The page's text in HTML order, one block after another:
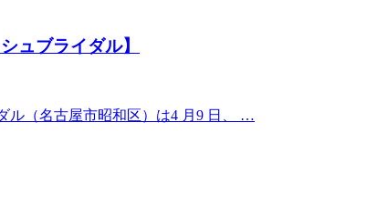
ュブライダル】
ル（名古屋市昭和区）は4 月9 日、 …